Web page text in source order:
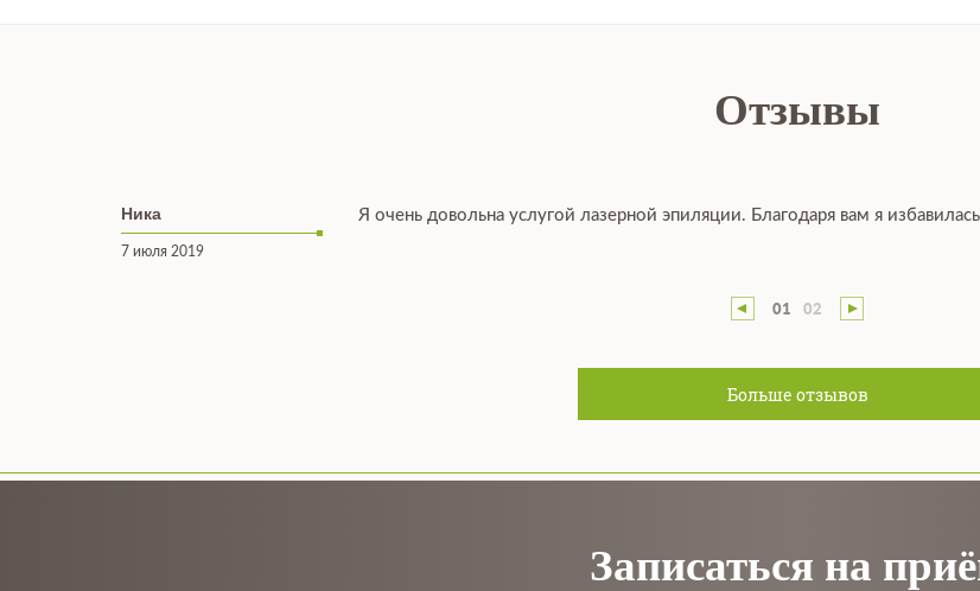
Отзывы
Ника
7 июля 2019
Я очень довольна услугой лазерной эпиляции. Благодаря вам я
01 02
Больше отзывов
Записаться на